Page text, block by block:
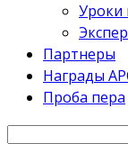
Уроки
Партнеры
Награды
Проба пера